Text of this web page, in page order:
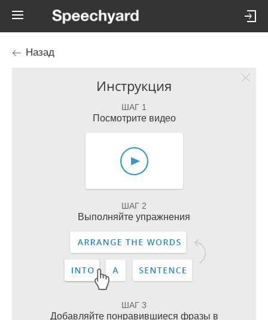
Назад
Инструкция
ШАГ 1
Посмотрите видео
ШАГ 2
Выполняйте упражнения
ШАГ 3
Добавляйте понравившиеся фразы в